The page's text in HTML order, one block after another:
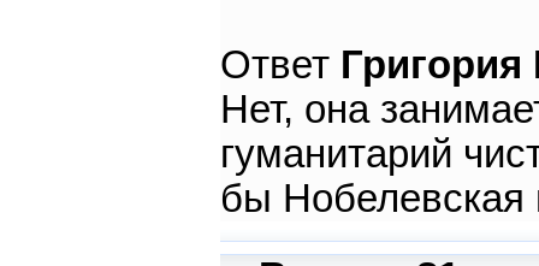
Ответ
Нет, она
гуманитарий
бы Нобелевская